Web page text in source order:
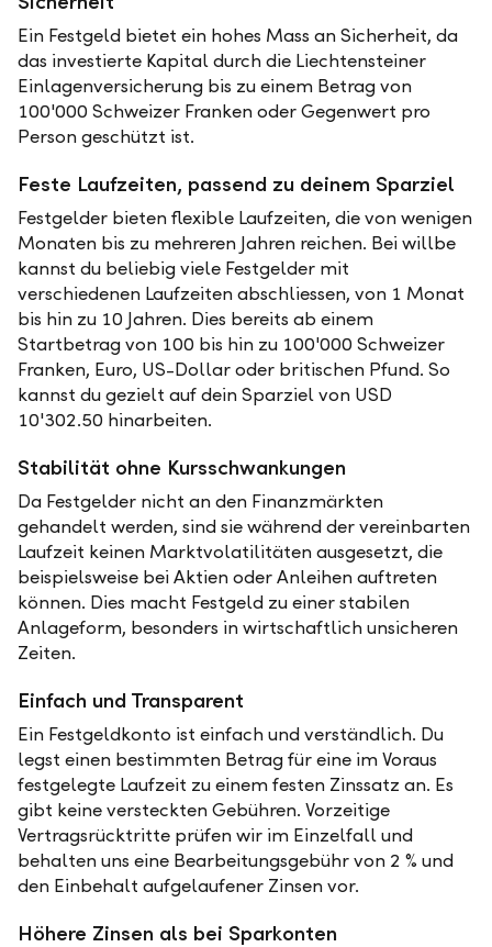
Ein Festgeld bietet ein hohes Mass an Sicherheit, da
das investierte Kapital durch die Liechtensteiner
Einlagenversicherung bis zu einem Betrag von
100'000 Schweizer Franken oder Gegenwert pro
Person geschützt ist.
Feste Laufzeiten, passend zu deinem Sparziel
Festgelder bieten flexible Laufzeiten, die von wenigen
Monaten bis zu mehreren Jahren reichen. Bei willbe
kannst du beliebig viele Festgelder mit
verschiedenen Laufzeiten abschliessen, von 1 Monat
bis hin zu 10 Jahren. Dies bereits ab einem
Startbetrag von 100 bis hin zu 100'000 Schweizer
Franken, Euro, US-Dollar oder britischen Pfund. So
kannst du gezielt auf dein Sparziel von USD
10'302.50 hinarbeiten.
Stabilität ohne Kursschwankungen
Da Festgelder nicht an den Finanzmärkten
gehandelt werden, sind sie während der vereinbarten
Laufzeit keinen Marktvolatilitäten ausgesetzt, die
beispielsweise bei Aktien oder Anleihen auftreten
können. Dies macht Festgeld zu einer stabilen
Anlageform, besonders in wirtschaftlich unsicheren
Zeiten.
Einfach und Transparent
Ein Festgeldkonto ist einfach und verständlich. Du
legst einen bestimmten Betrag für eine im Voraus
festgelegte Laufzeit zu einem festen Zinssatz an. Es
gibt keine versteckten Gebühren. Vorzeitige
Vertragsrücktritte prüfen wir im Einzelfall und
behalten uns eine Bearbeitungsgebühr von 2 % und
den Einbehalt aufgelaufener Zinsen vor.
Höhere Zinsen als bei Sparkonten